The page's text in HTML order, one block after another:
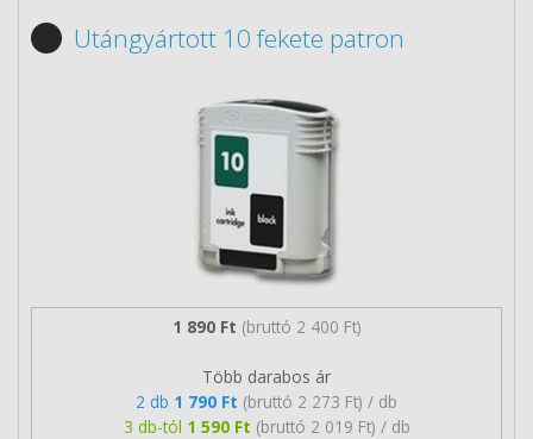
Utángyártott 10 fekete patron
1 890 Ft (bruttó 2 400 Ft)
Több darabos ár
2 db 1 790 Ft (bruttó 2 273 Ft) / db
3 db-tól 1 590 Ft (bruttó 2 019 Ft) / db